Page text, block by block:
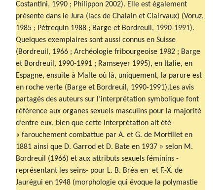
Costantini, 1990 ; Philippon 2002). Elle est également
présente dans le Jura (lacs de Chalain et Clairvaux) (Voruz,
1985 ; Pétrequin 1988 ; Barge et Bordreuil, 1990-1991).
Quelques exemplaires sont aussi connus en Suisse
(Bordreuil, 1966 ; Archéologie fribourgeoise 1982 ; Barge
et Bordreuil, 1990-1991 ; Ramseyer 1995), en Italie, en
Espagne, ensuite à Malte où là, uniquement, la parure est
en roche verte (Barge et Bordreuil, 1990-1991).Les avis
partagés des auteurs sur l’interprétation symbolique font
référence aux organes sexuels masculins pour la majorité
d’entre eux, bien que cette interprétation ait été
« farouchement combattue par A. et G. de Mortillet en
1881 ainsi que D. Garrod et D. Bate en 1937 » selon M.
Bordreuil (1966) et aux attributs sexuels féminins -
représentant les seins- pour L. B. Bréa en et F.-X. de
Jaurégui en 1948 (morphologie qui évoque la polymastie